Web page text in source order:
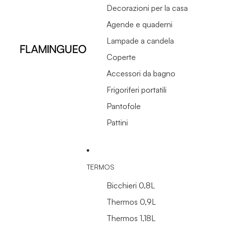
Decorazioni per la casa
Agende e quaderni
Lampade a candela
Coperte
Accessori da bagno
Frigoriferi portatili
Pantofole
Pattini
TERMOS
Bicchieri 0,8L
Thermos 0,9L
Thermos 1,18L